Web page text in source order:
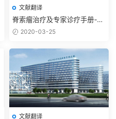
文献翻译
脊索瘤治疗及专家诊疗手册-脊
索瘤基金会
2020-03-25
文献翻译